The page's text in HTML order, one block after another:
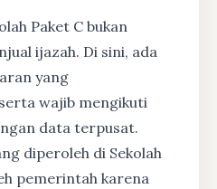
Paket C bukan
ijazah. Di sini, ada
yang
wajib mengikuti
data terpusat.
diperoleh di Sekolah
pemerintah karena